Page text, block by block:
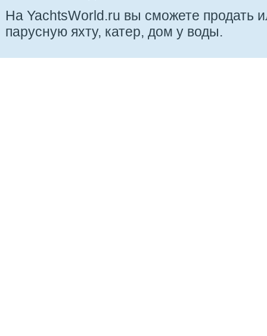
На YachtsWorld.ru вы сможете продать
парусную яхту, катер, дом у воды.